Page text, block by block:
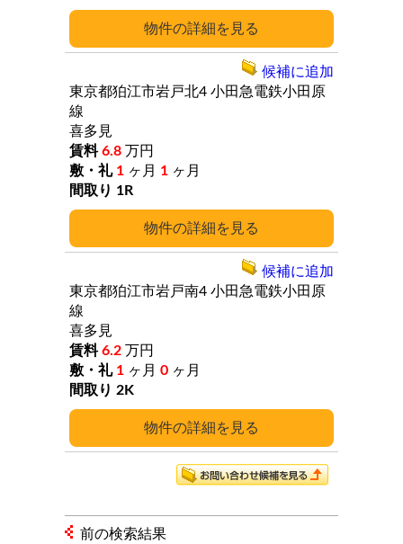
詳細
詳細
東京都狛江市岩戸北4 小田急電鉄小田原
線
喜多見
6.8 万円
1 ヶ月 1 ヶ月
1R
候補に追加
詳細
東京都狛江市岩戸南4 小田急電鉄小田原
線
喜多見
6.2 万円
1 ヶ月 0 ヶ月
2K
候補に追加
前の検索結果